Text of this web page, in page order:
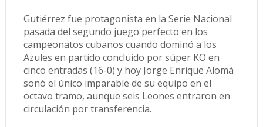
Gutiérrez fue protagonista en la Serie Nacional
pasada del segundo juego perfecto en los
campeonatos cubanos cuando dominó a los
Azules en partido concluido por súper KO en
cinco entradas (16-0) y hoy Jorge Enrique Alomá
sonó el único imparable de su equipo en el
octavo tramo, aunque seis Leones entraron en
circulación por transferencia.